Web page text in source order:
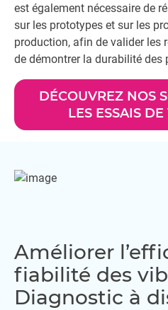
est également nécessaire de
sur les prototypes et sur les
production, afin de valider les
de démontrer la durabilité des
DÉCOUVREZ NOS
LES ESSAIS
Améliorer
fiabilité des
Diagnostic à